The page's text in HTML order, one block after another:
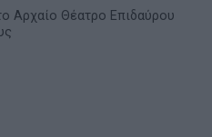
Αρχαίο Θέατρο Επιδαύρου